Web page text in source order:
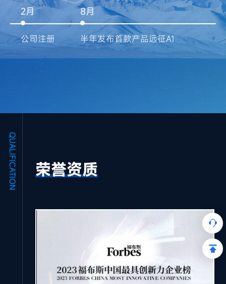
” 及灵犀X2
4月
发布行业首款面向具身智能开发者的
一站式开发平台Genie Studio
2月
公司注册
8月
半年发布首款产品远征A1
A2及灵犀X1等系列产品
9月
自建3000+平数采工厂
” 及灵犀X2
4月
发布行业首款面向具身智能开发者的
一站式开发平台Genie Studio
2月
公司注册
8月
半年发布首款产品远征A1
QUALIFICATION 荣誉资质